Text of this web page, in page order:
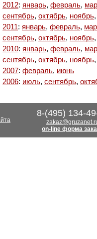
2012: январь, февраль,
сентябрь, октябрь, ноябрь
2011: январь, февраль,
сентябрь, октябрь, ноябрь
2010: январь, февраль,
сентябрь, октябрь, ноябрь
2007: февраль, июнь
2006: июль, сентябрь,
8-(495) 134-
on-line форма